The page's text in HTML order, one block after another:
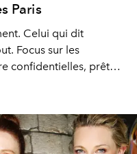
Paris
Celui qui dit
Focus sur les
confidentielles, prêtes
la donner.